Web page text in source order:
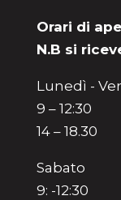
Orari di
N.B si
Lunedì -
9 – 12:30
14 – 18.30
Sabato
9: -12:30